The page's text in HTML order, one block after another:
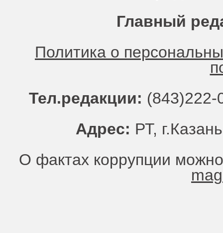
Главный
Политика о
Тел.редакции:
Адрес: РТ,
О фактах коррупции